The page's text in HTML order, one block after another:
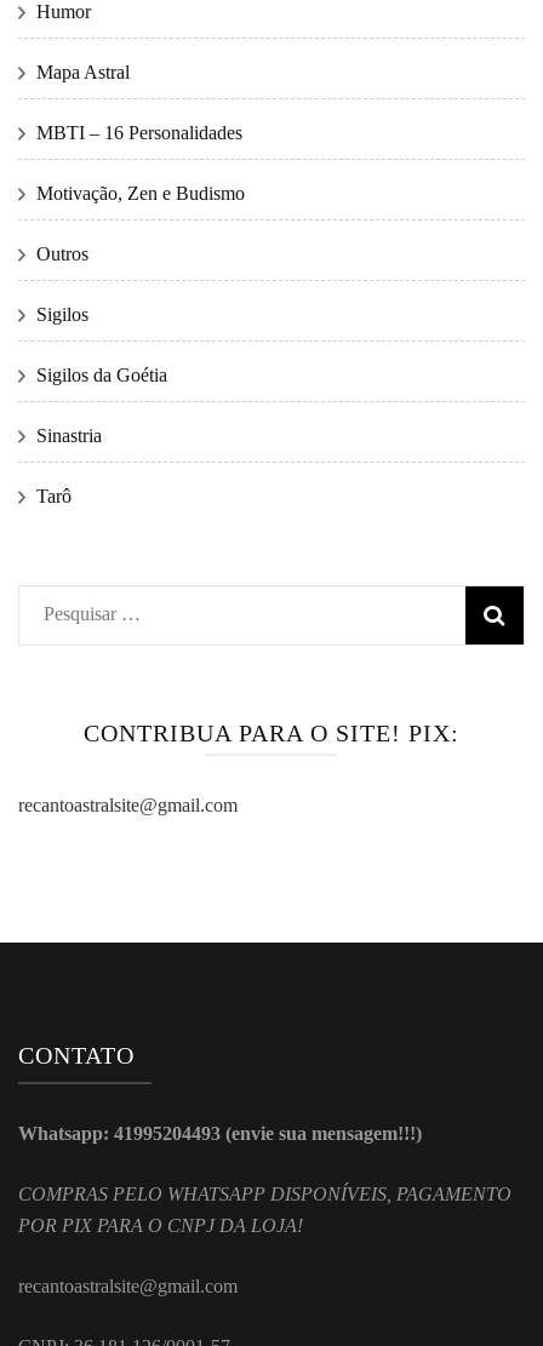
Humor
Mapa Astral
MBTI – 16 Personalidades
Motivação, Zen e Budismo
Outros
Sigilos
Sigilos da Goétia
Sinastria
Tarô
Pesquisar
por:
CONTRIBUA PARA O SITE! PIX:
recantoastralsite@gmail.com
CONTATO
Whatsapp: 41995204493 (envie sua mensagem!!!)
COMPRAS PELO WHATSAPP DISPONÍVEIS, PAGAMENTO
POR PIX PARA O CNPJ DA LOJA!
recantoastralsite@gmail.com